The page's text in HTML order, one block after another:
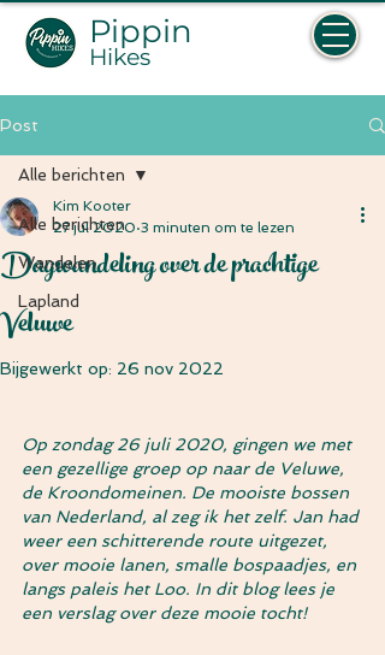
Pippin
Hikes
Post
Alle berichten
Wandelen
Lapland
Alle berichten
Dagwandeling over de prachtige
Veluwe
Kim Kooter
27 jul 2020 3 minuten om te lezen
Bijgewerkt op: 26 nov 2022
Op zondag 26 juli 2020, gingen we met
een gezellige groep op naar de Veluwe,
de Kroondomeinen. De mooiste bossen
van Nederland, al zeg ik het zelf. Jan had
weer een schitterende route uitgezet,
over mooie lanen, smalle bospaadjes, en
langs paleis het Loo. In dit blog lees je
een verslag over deze mooie tocht!